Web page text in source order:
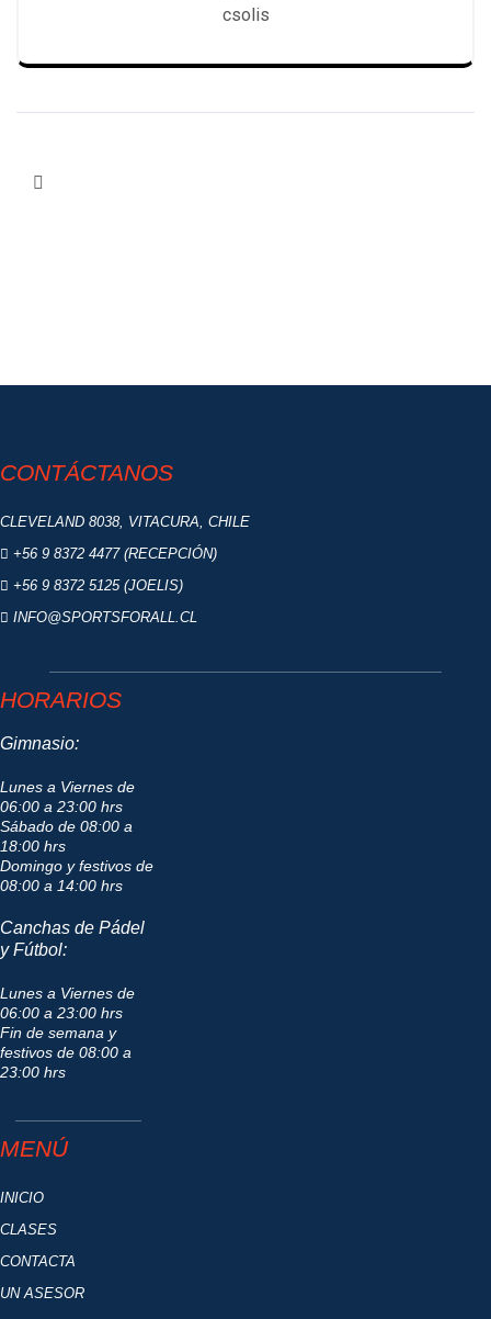
csolis
CONTÁCTANOS
CLEVELAND 8038, VITACURA, CHILE
+56 9 8372 4477 (RECEPCIÓN)
+56 9 8372 5125 (JOELIS)
INFO@SPORTSFORALL.CL
HORARIOS
Gimnasio:
Lunes a Viernes de
06:00 a 23:00 hrs
Sábado de 08:00 a
18:00 hrs
Domingo y festivos de
08:00 a 14:00 hrs
Canchas de Pádel
y Fútbol:
Lunes a Viernes de
06:00 a 23:00 hrs
Fin de semana y
festivos de 08:00 a
23:00 hrs
MENÚ
INICIO
CLASES
CONTACTA
UN ASESOR